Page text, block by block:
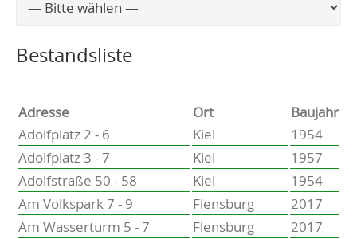
Eckernförde
Heikendorf
Kronshagen
Schwentinental
Preetz
Heide
Bordesholm
Elmshorn
Wählen Sie einen Ort, um zur entsprechenden Seite
Bestandsliste
Adresse Ort
Baujahr
Adolfplatz 2 - 6
Kiel
1954
Adolfplatz 3 - 7
Kiel
1957
Adolfstraße 50 - 58
Kiel
1954
Am Volkspark 7 - 9
Flensburg
2017
Am Wasserturm 5 - 7
Flensburg
2017